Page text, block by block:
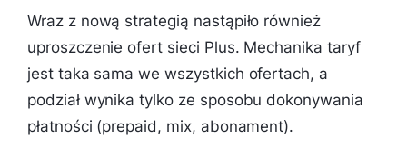
Wraz z nową strategią nastąpiło również
uproszczenie ofert sieci Plus. Mechanika taryf
jest taka sama we wszystkich ofertach, a
podział wynika tylko ze sposobu dokonywania
płatności (prepaid, mix, abonament).